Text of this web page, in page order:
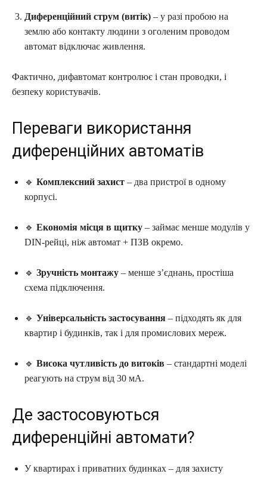
Диференційний струм (витік) – у разі пробою на
землю або контакту людини з оголеним проводом
автомат відключає живлення.
Фактично, дифавтомат контролює і стан проводки, і
безпеку користувачів.
Переваги використання
диференційних автоматів
🔹 Комплексний захист – два пристрої в одному
корпусі.
🔹 Економія місця в щитку – займає менше модулів у
DIN-рейці, ніж автомат + ПЗВ окремо.
🔹 Зручність монтажу – менше з’єднань, простіша
схема підключення.
🔹 Універсальність застосування – підходять як для
квартир і будинків, так і для промислових мереж.
🔹 Висока чутливість до витоків – стандартні моделі
реагують на струм від 30 мА.
Де застосовуються
диференційні автомати?
У квартирах і приватних будинках – для захисту